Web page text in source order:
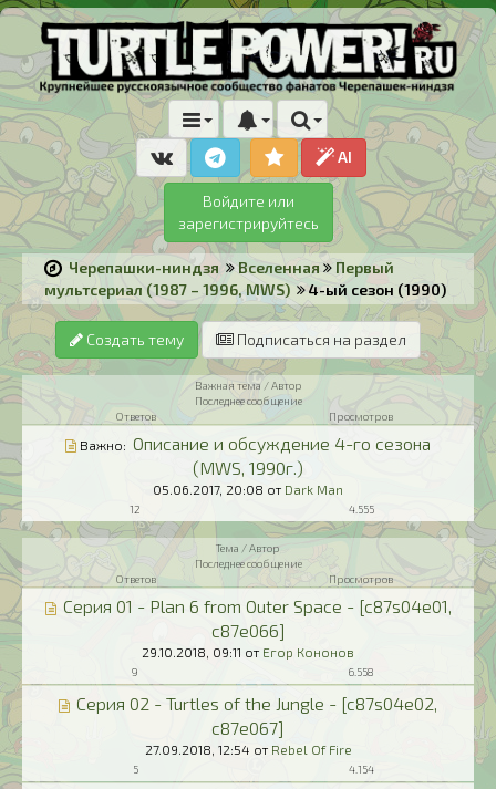
AI
Войдите или
зарегистрируйтесь
Черепашки-ниндзя Вселенная
Первый
мультсериал (1987 – 1996, MWS)
4-ый сезон (1990)
Создать тему Подписаться на раздел
Важная тема / Автор
Последнее сообщение
Ответов
Просмотров
Важно: Описание и обсуждение 4-го сезона
(MWS, 1990г.)
05.06.2017, 20:08 от Dark Man
12 4.555
Тема / Автор
Последнее сообщение
Ответов
Просмотров
Серия 01 - Plan 6 from Outer Space - [c87s04e01,
c87e066]
29.10.2018, 09:11 от Егор Кононов
9 6.558
Серия 02 - Turtles of the Jungle - [c87s04e02,
c87e067]
27.09.2018, 12:54 от Rebel Of Fire
5 4.154